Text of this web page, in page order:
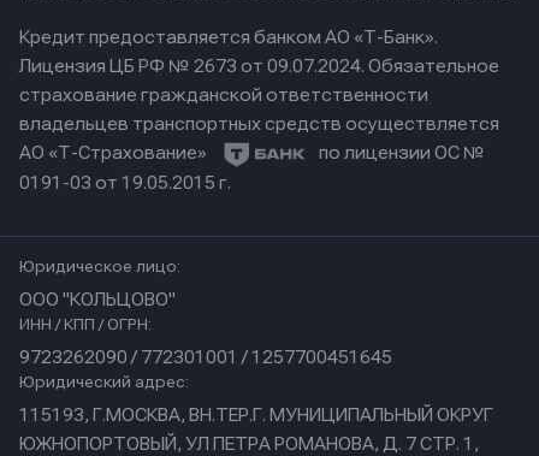
Кредит предоставляется банком АО «Т-Банк».
Лицензия ЦБ РФ № 2673 от 09.07.2024. Обязательное
страхование гражданской ответственности
владельцев транспортных средств осуществляется
АО «Т-Страхование»
по лицензии ОС №
0191-03 от 19.05.2015 г.
Юридическое лицо:
ООО "КОЛЬЦОВО"
ИНН / КПП / ОГРН:
9723262090 / 772301001 / 1257700451645
Юридический адрес:
115193, Г.МОСКВА, ВН.ТЕР.Г. МУНИЦИПАЛЬНЫЙ ОКРУГ
ЮЖНОПОРТОВЫЙ, УЛ ПЕТРА РОМАНОВА, Д. 7 СТР. 1,